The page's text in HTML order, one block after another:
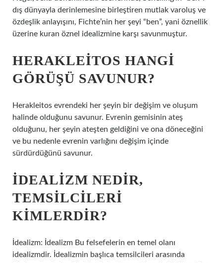
dış dünyayla derinlemesine birleştiren mutlak varoluş ve
özdeşlik anlayışını, Fichte’nin her şeyi “ben”, yani öznellik
üzerine kuran öznel idealizmine karşı savunmuştur.
HERAKLEITOS HANGI
GÖRÜŞÜ SAVUNUR?
Herakleitos evrendeki her şeyin bir değişim ve oluşum
halinde olduğunu savunur. Evrenin gemisinin ateş
olduğunu, her şeyin ateşten geldiğini ve ona döneceğini
ve bu nedenle evrenin varlığını değişim içinde
sürdürdüğünü savunur.
İDEALIZM NEDIR,
TEMSILCILERI
KIMLERDIR?
İdealizm: İdealizm Bu felsefelerin en temel olanı
idealizmdir. İdealizmin başlıca temsilcileri arasında